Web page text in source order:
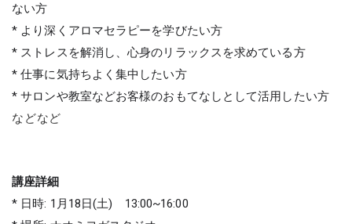
ない方
* より深くアロマセラピーを学びたい方
* ストレスを解消し、心身のリラックスを求めている方
* 仕事に気持ちよく集中したい方
* サロンや教室などお客様のおもてなしとして活用したい方
などなど
講座詳細
* 日時: 1月18日(土) 13:00~16:00